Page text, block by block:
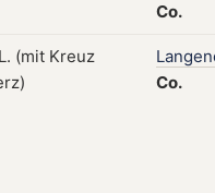
Co.
Co.